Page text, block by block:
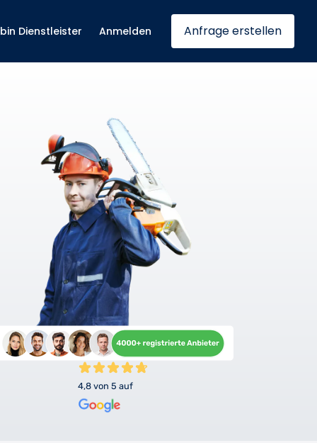
Dienstleister Anmelden Anfrage erstellen
4,8 von 5 auf